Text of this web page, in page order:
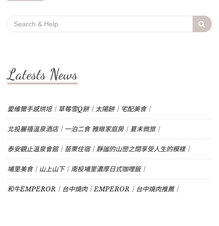
Search
for:
Latests News
愛維爾手感烘培｜草莓雪Q餅｜太陽餅｜宅配美食｜
北投麗禧溫泉酒店｜一泊二食 雅緻家庭房｜夏末微旅｜
泰安觀止溫泉會館｜苗栗住宿｜靜謐的山巒之間享受人生的模樣｜
埔里美食｜山上山下｜南投埔里濃厚日式咖哩飯｜
和牛EMPEROR｜台中燒肉｜EMPEROR｜台中燒肉推薦｜